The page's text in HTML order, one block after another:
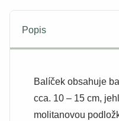
Popis
Balíček obsahuje
cca. 10 – 15 cm,
molitanovou